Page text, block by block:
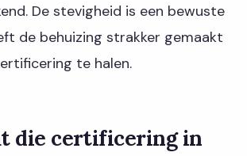
De stevigheid is een bewuste
de behuizing strakker gemaakt
te halen.
die certificering in